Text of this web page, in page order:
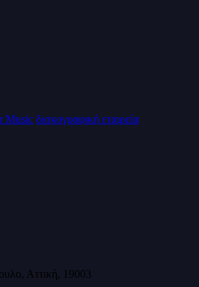
Music δισκογραφική εταιρεία
Αττική, 19003